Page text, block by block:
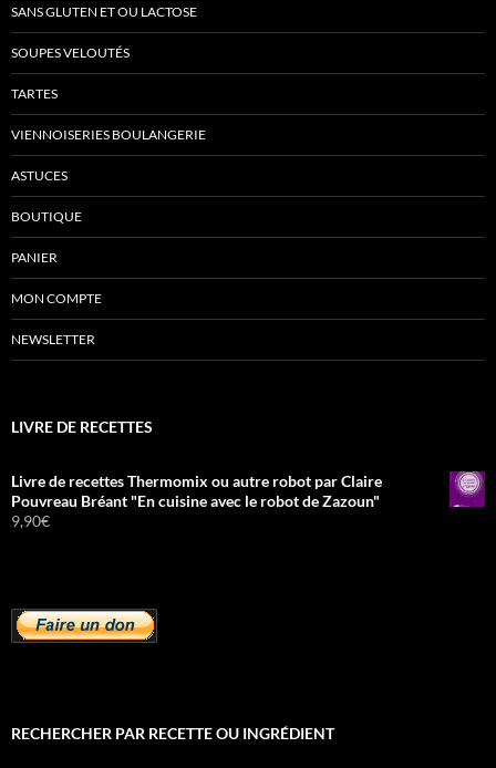
SANS GLUTEN ET OU LACTOSE
SOUPES VELOUTÉS
TARTES
VIENNOISERIES BOULANGERIE
ASTUCES
BOUTIQUE
PANIER
MON COMPTE
NEWSLETTER
LIVRE DE RECETTES
Livre de recettes Thermomix ou autre robot par Claire
Pouvreau Bréant "En cuisine avec le robot de Zazoun"
9,90€
RECHERCHER PAR RECETTE OU INGRÉDIENT